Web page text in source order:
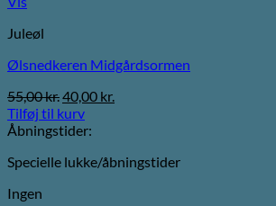
Juleøl
Ølsnedkeren Midgårdsormen
55,00kr.Den
oprindelige
pris
55,00 kr..
40,00 kr.
40,00 kr..
Tilføj til kurv
Åbningstider:
Specielle lukke/åbningstider
Ingen